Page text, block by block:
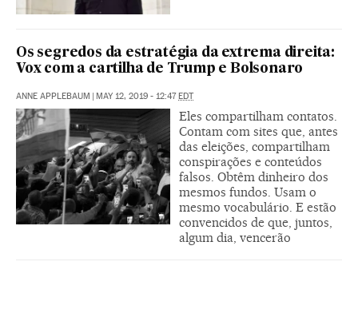
Os segredos da estratégia da extrema direita:
Vox com a cartilha de Trump e Bolsonaro
ANNE APPLEBAUM | MAY 12, 2019 - 12:47EDT
Eles compartilham contatos.
Contam com sites que, antes
das eleições, compartilham
conspirações e conteúdos
falsos. Obtêm dinheiro dos
mesmos fundos. Usam o
mesmo vocabulário. E estão
convencidos de que, juntos,
algum dia, vencerão